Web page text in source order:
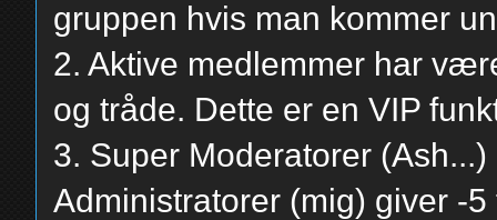
gruppen hvis man kommer
2. Aktive medlemmer har
og tråde. Dette er en VIP
3. Super Moderatorer
Administratorer (mig) giver -5